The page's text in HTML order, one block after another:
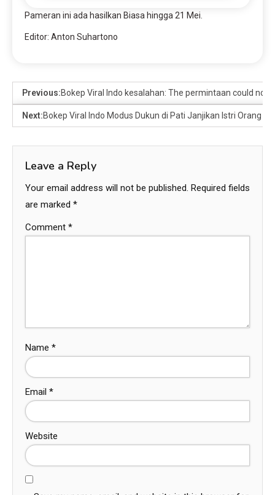
Pameran ini ada hasilkan Biasa hingga 21 Mei.
Editor: Anton Suhartono
Previous:Bokep Viral Indo kesalahan: The permintaan could not
Next:Bokep Viral Indo Modus Dukun di Pati Janjikan Istri Orang
Leave a Reply
Your email address will not be published. Required fields
are marked *
Comment *
Name *
Email *
Website